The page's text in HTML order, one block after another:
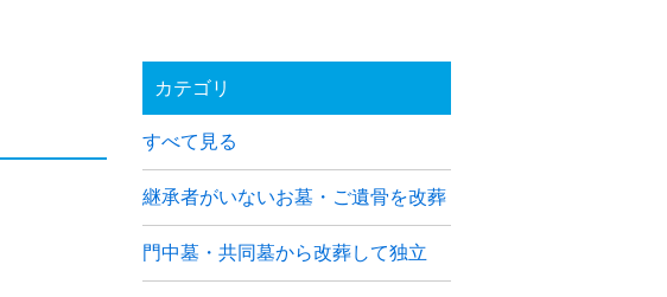
カテゴリ
すべて見る
継承者がいないお墓・ご遺骨を改葬
門中墓・共同墓から改葬して独立